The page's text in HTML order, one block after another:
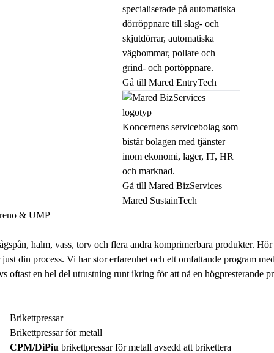
specialiserade på automatiska
dörröppnare till slag- och
skjutdörrar, automatiska
vägbommar, pollare och
grind- och portöppnare.
Gå till Mared EntryTech
Koncernens servicebolag som
bistår bolagen med tjänster
inom ekonomi, lager, IT, HR
och marknad.
Gå till Mared BizServices
Mared SustainTech
& UMP
halm, vass, torv och flera andra komprimerbara produkter.
din process. Vi har stor erfarenhet och ett omfattande program
oftast en hel del utrustning runt ikring för att nå en högpresterande
Brikettpressar
Brikettpressar för metall
CPM/DiPiu brikettpressar för metall avsedd att brikettera